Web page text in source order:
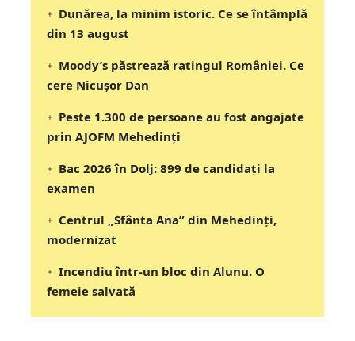
Dunărea, la minim istoric. Ce se întâmplă
din 13 august
Moody’s păstrează ratingul României. Ce
cere Nicușor Dan
Peste 1.300 de persoane au fost angajate
prin AJOFM Mehedinți
Bac 2026 în Dolj: 899 de candidați la
examen
Centrul „Sfânta Ana” din Mehedinți,
modernizat
Incendiu într-un bloc din Alunu. O
femeie salvată